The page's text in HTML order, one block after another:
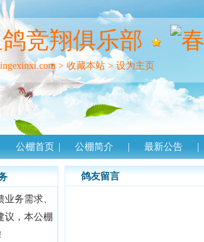
竞翔俱乐部
> 收藏本站 >设为主页
公棚首页 公棚简介 最新公告
务需求、
议，本公棚
鸽友留言